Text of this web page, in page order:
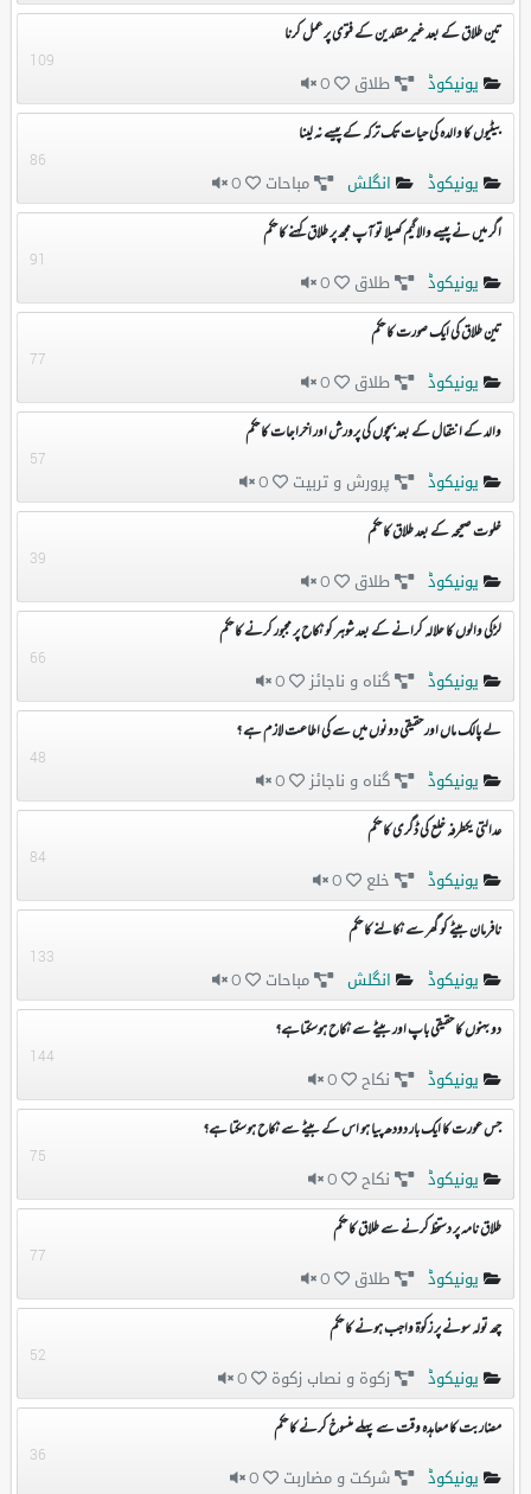
تین طلاق کے بعد غیر مقلدین کے فتوی پر عمل کرنا
یونیکوڈ طلاق 0
109
بیٹیوں کا والدہ کی حیات تک ترکہ کے پیسے نہ لینا
یونیکوڈ انگلش مباحات 0
86
اگر میں نے پیسے والا گیم کھیلا تو آپ مجھ پر طلاق کہنے کا حکم
یونیکوڈ طلاق 0
91
تین طلاق کی ایک صورت کا حکم
یونیکوڈ طلاق 0
77
والد کے انتقال کے بعد بچوں کی پرورش اور اخراجات کا حکم
یونیکوڈ پرورش و تربیت 0
57
خلوت صحیحہ کے بعد طلاق کا حکم
یونیکوڈ طلاق 0
39
لڑکی والوں کا حلالہ کرانے کے بعد شوہر کو نکاح پر مجبور کرنے کا حکم
یونیکوڈ گناہ و ناجائز 0
66
لے پالک ماں اور حقیقی دونوں میں سے کی اطاعت لازم ہے ؟
یونیکوڈ گناہ و ناجائز 0
48
عدالتی یکطرفہ خلع کی ڈگری کا حکم
یونیکوڈ خلع 0
84
نافرمان بیٹے کو گھر سے نکالنے کا حکم
یونیکوڈ انگلش مباحات 0
133
دو بہنوں کا حقیقی باپ اور بیٹے سے نکاح ہوسکتاہے؟
یونیکوڈ نکاح 0
144
جس عورت کا ایک بار دودھ پیا ہو اس کے بیٹے سے نکاح ہوسکتا ہے؟
یونیکوڈ نکاح 0
75
طلاق نامہ پر دستخط کرنے سے طلاق کا حکم
یونیکوڈ طلاق 0
77
چھ تولہ سونے پر زکوۃ واجب ہونے کا حکم
یونیکوڈ زکوۃ و نصاب زکوۃ 0
52
مضاربت کا معاہدہ وقت سے پہلے منسوخ کرنے کا حکم
یونیکوڈ شرکت و مضاربت 0
36